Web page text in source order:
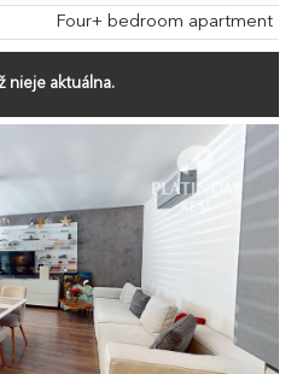
Four+ bedroom apartment
nieje aktuálna.